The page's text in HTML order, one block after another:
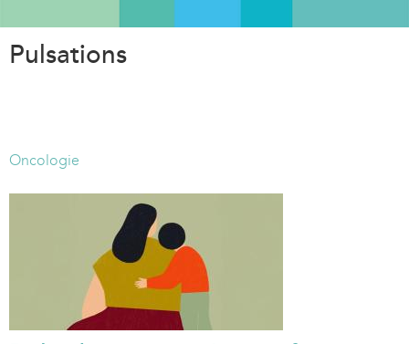
Pulsations
Oncologie